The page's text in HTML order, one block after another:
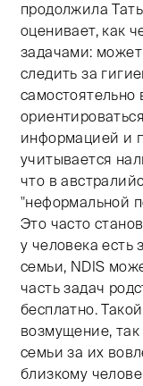
продолжила
оценивает, как
задачами:
следить за
самостоятельно
информацией и
учитывается
что в
"неформальной
Это часто
у человека есть
семьи, NDIS
часть задач
бесплатно.
возмущение,
семьи за их
близкому